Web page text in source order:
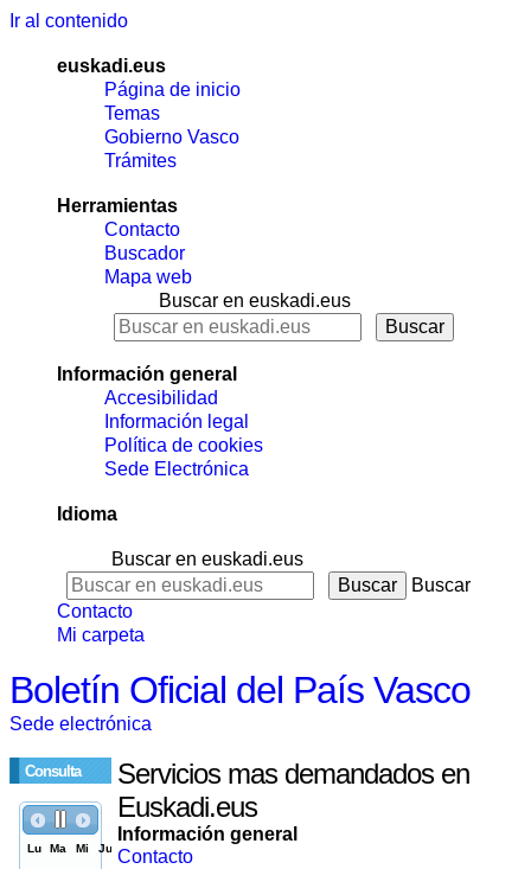
Ir al contenido
euskadi.eus
Página de inicio
Temas
Gobierno Vasco
Trámites
Herramientas
Contacto
Buscador
Mapa web
Buscar en euskadi.eus
Información general
Accesibilidad
Información legal
Política de cookies
Sede Electrónica
Idioma
Buscar en euskadi.eus
Buscar
Contacto
Mi carpeta
Boletín Oficial del País Vasco
Sede electrónica
Consulta
Servicios mas demandados en
Euskadi.eus
Información general
Contacto